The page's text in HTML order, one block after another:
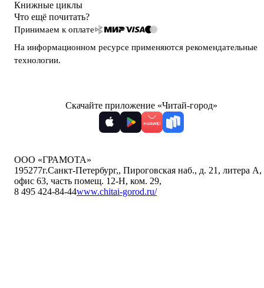
Книжные циклы
Что ещё почитать?
Принимаем к оплате
На информационном ресурсе применяются рекомендательные
технологии.
Скачайте приложение «Читай-город»
ООО «ГРАМОТА»
195277г.Санкт-Петербург,, Пироговская наб., д. 21, литера А,
офис 63, часть помещ. 12-Н, ком. 29,
8 495 424-84-44www.chitai-gorod.ru/